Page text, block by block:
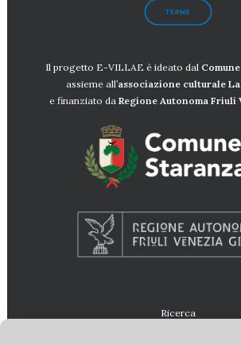
TERME
Il progetto E-VILLAE è ideato dal
assieme all’associazione culturale
e finanziato da Regione Autonoma Friuli
Ricerca